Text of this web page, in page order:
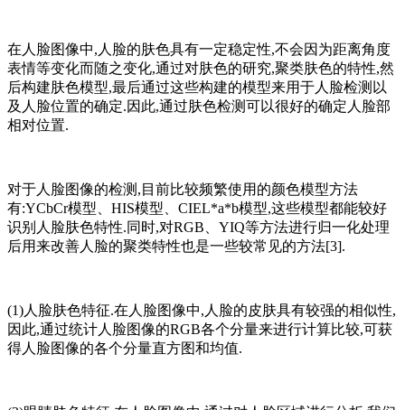
在人脸图像中,人脸的肤色具有一定稳定性,不会因为距离角度
表情等变化而随之变化,通过对肤色的研究,聚类肤色的特性,然
后构建肤色模型,最后通过这些构建的模型来用于人脸检测以
及人脸位置的确定.因此,通过肤色检测可以很好的确定人脸部
相对位置.
对于人脸图像的检测,目前比较频繁使用的颜色模型方法
有:YCbCr模型、HIS模型、CIEL*a*b模型,这些模型都能较好
识别人脸肤色特性.同时,对RGB、YIQ等方法进行归一化处理
后用来改善人脸的聚类特性也是一些较常见的方法[3].
(1)人脸肤色特征.在人脸图像中,人脸的皮肤具有较强的相似性,
因此,通过统计人脸图像的RGB各个分量来进行计算比较,可获
得人脸图像的各个分量直方图和均值.